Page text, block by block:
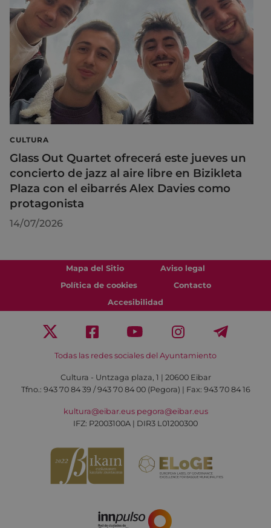
CULTURA
Glass Out Quartet ofrecerá este jueves un
concierto de jazz al aire libre en Bizikleta
Plaza con el eibarrés Alex Davies como
protagonista
14/07/2026
Mapa del Sitio
Aviso legal
Política de cookies
Contacto
Accesibilidad
Todas las redes sociales del Ayuntamiento
Cultura - Untzaga plaza, 1 | 20600 Eibar
Tfno.: 943 70 84 39 / 943 70 84 00 (Pegora) | Fax: 943 70 84 16
kultura@eibar.eus pegora@eibar.eus
IFZ: P2003100A | DIR3 L01200300